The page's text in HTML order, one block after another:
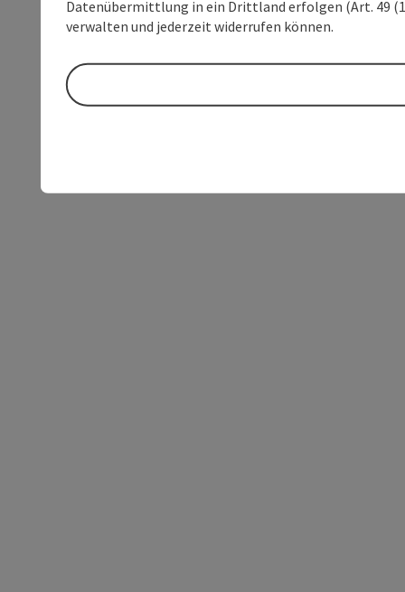
Datenübermittlung in ein Drittland erfolgen (Art. 49
verwalten und jederzeit widerrufen können.